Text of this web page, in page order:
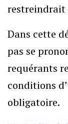
restreindrait
Dans cette
pas se
requérants
conditions
obligatoire.